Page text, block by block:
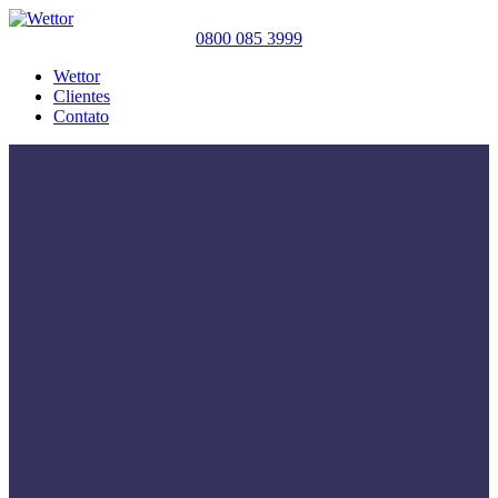
0800 085 3999
Wettor
Clientes
Contato